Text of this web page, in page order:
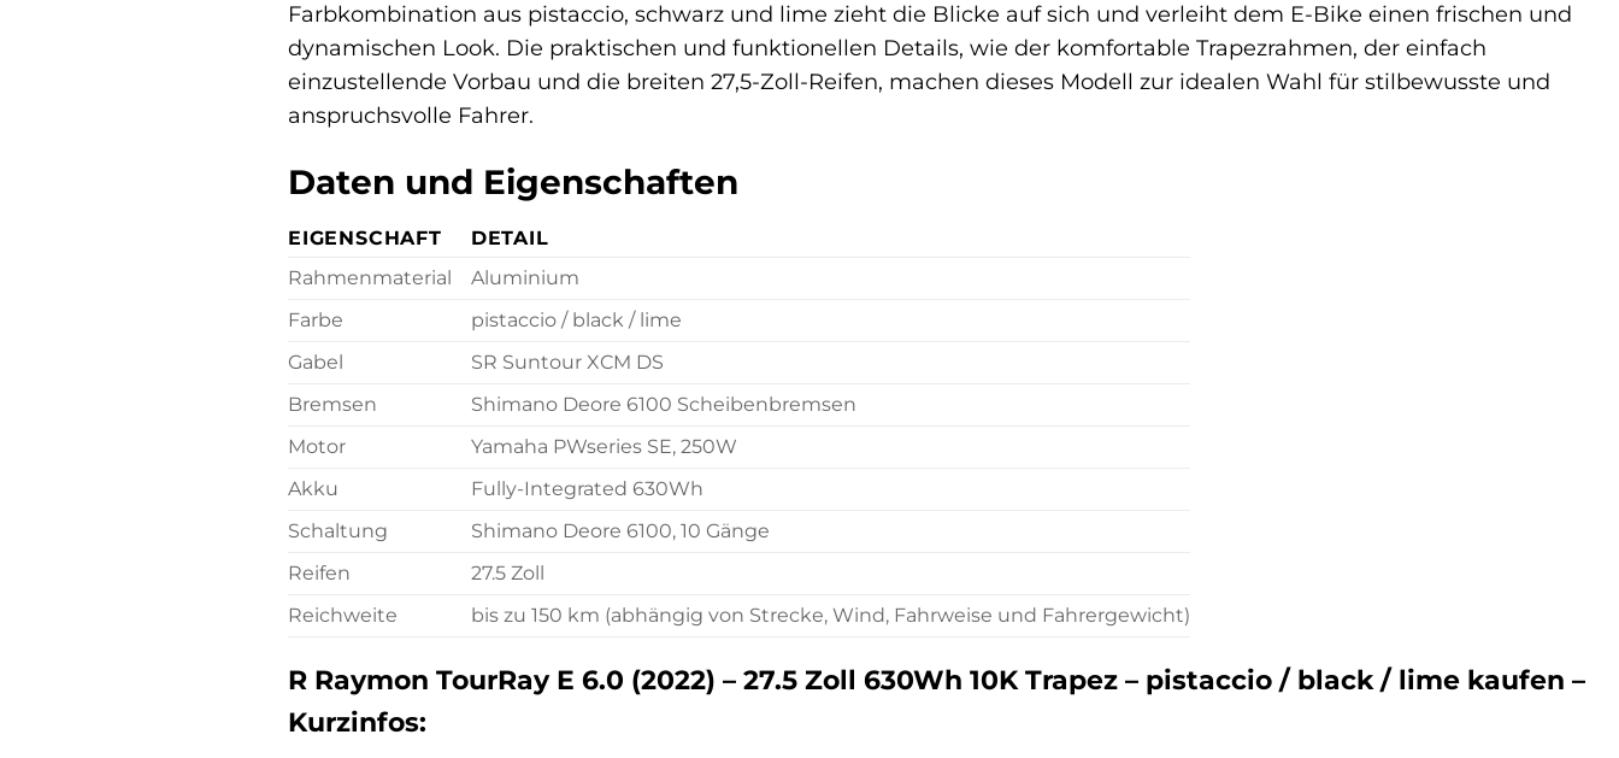
Farbkombination aus pistaccio, schwarz und lime zieht die Blicke auf sich und verleiht dem E-Bike einen frischen und
dynamischen Look. Die praktischen und funktionellen Details, wie der komfortable Trapezrahmen, der einfach
einzustellende Vorbau und die breiten 27,5-Zoll-Reifen, machen dieses Modell zur idealen Wahl für stilbewusste und
anspruchsvolle Fahrer.
Daten und Eigenschaften
EIGENSCHAFT
DETAIL
Rahmenmaterial
Aluminium
Farbe
pistaccio / black / lime
Gabel
SR Suntour XCM DS
Bremsen
Shimano Deore 6100 Scheibenbremsen
Motor
Yamaha PWseries SE, 250W
Akku
Fully-Integrated 630Wh
Schaltung
Shimano Deore 6100, 10 Gänge
Reifen
27.5 Zoll
Reichweite
bis zu 150 km (abhängig von Strecke, Wind, Fahrweise und Fahrergewicht)
R Raymon TourRay E 6.0 (2022) – 27.5 Zoll 630Wh 10K Trapez – pistaccio / black / lime kaufen –
Kurzinfos: